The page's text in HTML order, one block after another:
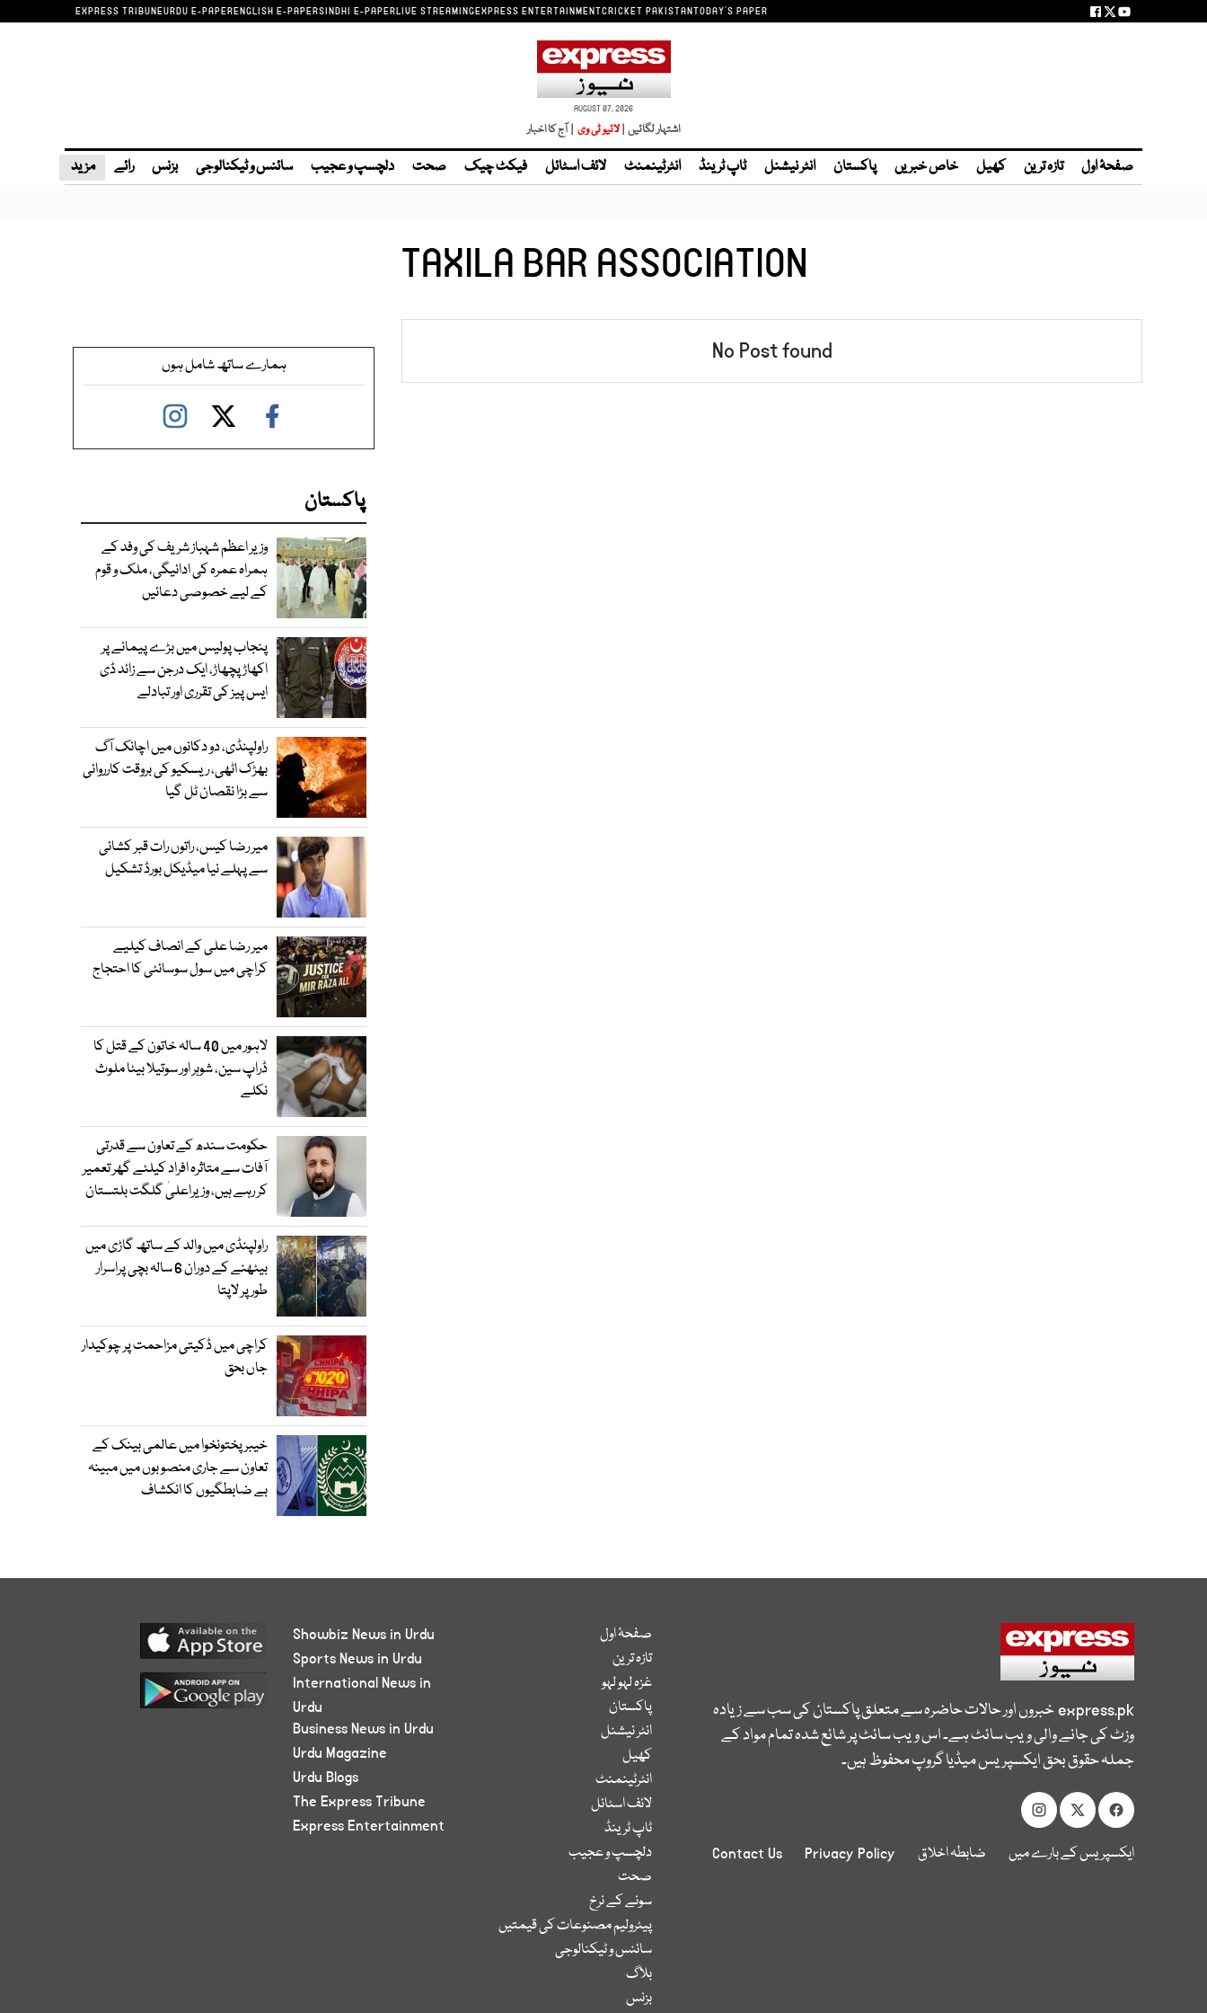
EXPRESS TRIBUNEURDU E-PAPERENGLISH E-PAPERSINDHI E-PAPERLIVE STREAMINGEXPRESS ENTERTAINMENTCRICKET PAKISTANTODAY'S PAPER
AUGUST 07, 2026
اشتہار لگائیں |لائیو ٹی وی | آج کا اخبار
صفحۂ اول تازہ ترین کھیل خاص خبریں پاکستان انٹر نیشنل ٹاپ ٹرینڈ انٹرٹینمنٹ لائف اسٹائل فیکٹ چیک صحت دلچسپ و عجیب سائنس و ٹیکنالوجی بزنس رائے مزید
TAXILA BAR ASSOCIATION
No Post found ہمارے ساتھ شامل ہوں
پاکستان
وزیر اعظم شہباز شریف کی وفد کے
ہمراہ عمرہ کی ادائیگی، ملک و قوم
کے لیے خصوصی دعائیں
پنجاب پولیس میں بڑے پیمانے پر
اکھاڑ پچھاڑ، ایک درجن سے زائد ڈی
ایس پیز کی تقرری اور تبادلے
راولپنڈی، دو دکانوں میں اچانک آگ
بھڑک اٹھی، ریسکیو کی بروقت کارروائی
سے بڑا نقصان ٹل گیا
میر رضا کیس، راتوں رات قبر کشائی
سے پہلے نیا میڈیکل بورڈ تشکیل
میر رضا علی کے انصاف کیلیے
کراچی میں سول سوسائٹی کا احتجاج
لاہور میں 40 سالہ خاتون کے قتل کا
ڈراپ سین، شوہر اور سوتیلا بیٹا ملوث
نکلے
حکومت سندھ کے تعاون سے قدرتی
آفات سے متاثرہ افراد کیلئے گھر تعمیر
کر رہے ہیں، وزیراعلیٰ گلگت بلتستان
راولپنڈی میں والد کے ساتھ گاڑی میں
بیٹھنے کے دوران 6 سالہ بچی پراسرار
طور پر لاپتا
کراچی میں ڈکیتی مزاحمت پر چوکیدار
جاں بحق
خیبرپختونخوا میں عالمی بینک کے
تعاون سے جاری منصوبوں میں مبینہ
بے ضابطگیوں کا انکشاف
express.pkخبروں اور حالات حاضرہ سے متعلق پاکستان کی سب سے زیادہ
وزٹ کی جانے والی ویب سائٹ ہے۔ اس ویب سائٹ پر شائع شدہ تمام مواد کے
جملہ حقوق بحق ایکسپریس میڈیا گروپ محفوظ ہیں۔
ایکسپریس کے بارے میں ضابطہ اخلاق Privacy Policy
Contact Us
صفحۂ اول
تازہ ترین
غزہ لہو لہو
پاکستان
انٹر نیشنل
کھیل
انٹرٹینمنٹ
لائف اسٹائل
ٹاپ ٹرینڈ
دلچسپ و عجیب
صحت
سونے کے نرخ
پیٹرولیم مصنوعات کی قیمتیں
سائنس و ٹیکنالوجی
بلاگ
بزنس
Showbiz News in Urdu
Sports News in Urdu
International News in
Urdu
Business News in Urdu
Urdu Magazine
Urdu Blogs
The Express Tribune
Express Entertainment